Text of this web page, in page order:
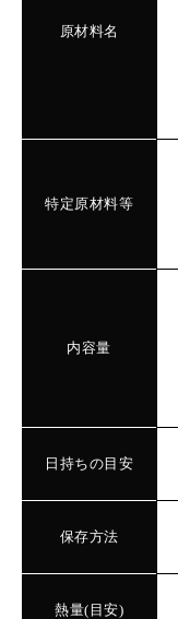
原材料名
特定原材料等
内容量
日持ちの目安
保存方法
熱量(目安)